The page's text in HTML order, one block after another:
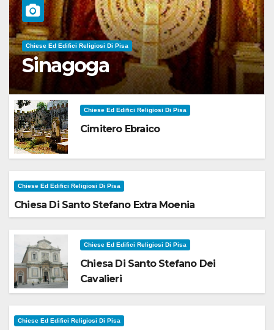
Chiese Ed Edifici Religiosi Di Pisa
Sinagoga
Chiese Ed Edifici Religiosi Di Pisa
Cimitero Ebraico
Chiese Ed Edifici Religiosi Di Pisa
Chiesa Di Santo Stefano Extra Moenia
Chiese Ed Edifici Religiosi Di Pisa
Chiesa Di Santo Stefano Dei
Cavalieri
Chiese Ed Edifici Religiosi Di Pisa